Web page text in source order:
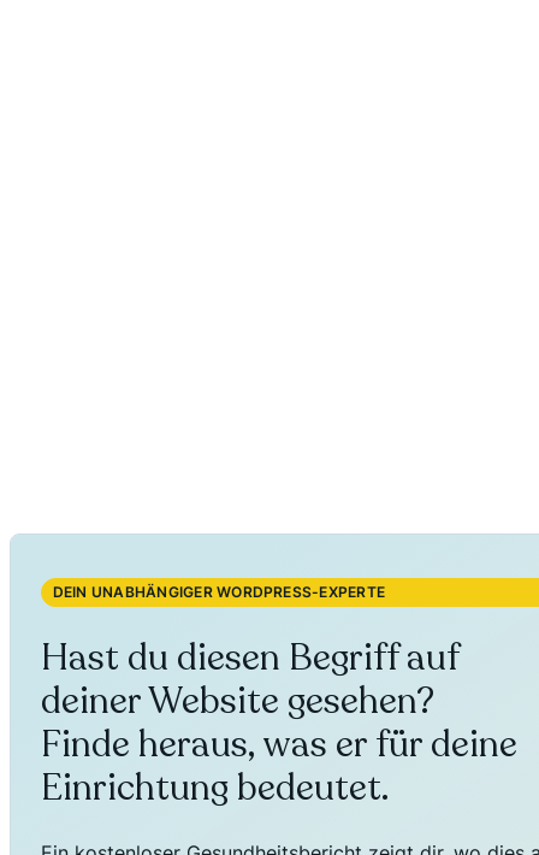
DEIN UNABHÄNGIGER WORDPRESS-EXPERTE
Hast du diesen Begriff auf
deiner Website gesehen?
Finde heraus, was er für deine
Einrichtung bedeutet.